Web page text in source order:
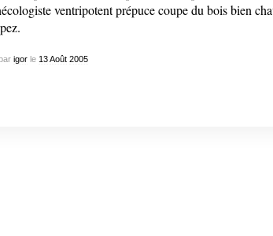
ventripotent prépuce coupe du bois bien
igorle 13 Août 2005